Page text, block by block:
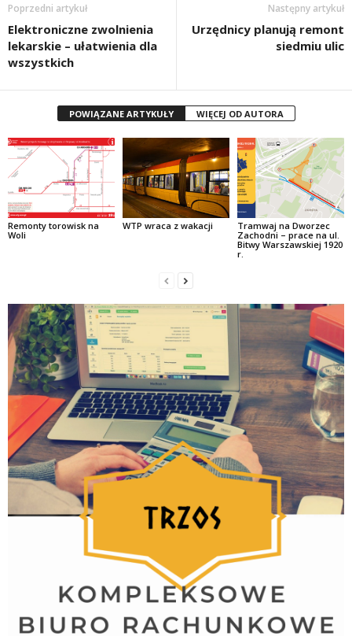
Poprzedni artykuł
Elektroniczne zwolnienia
lekarskie – ułatwienia dla
wszystkich
Następny artykuł
Urzędnicy planują remont
siedmiu ulic
POWIĄZANE ARTYKUŁY WIĘCEJ OD AUTORA
Remonty torowisk na
Woli
WTP wraca z wakacji
Tramwaj na Dworzec
Zachodni – prace na ul.
Bitwy Warszawskiej 1920
r.